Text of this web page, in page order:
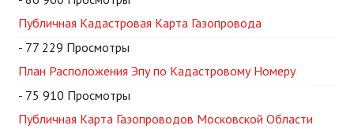
Публичная Кадастровая Карта Газопровода
- 77 229 Просмотры
План Расположения Эпу по Кадастровому Номеру
- 75 910 Просмотры
Публичная Карта Газопроводов Московской Области